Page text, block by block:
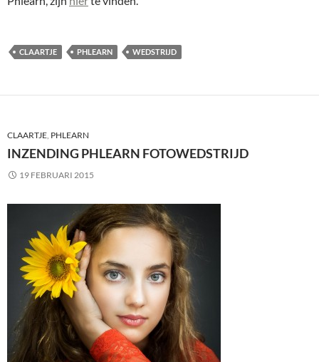
CLAARTJE PHLEARN WEDSTRIJD
CLAARTJE PHLEARN
INZENDING PHLEARN FOTOWEDSTRIJD
19 FEBRUARI 2015